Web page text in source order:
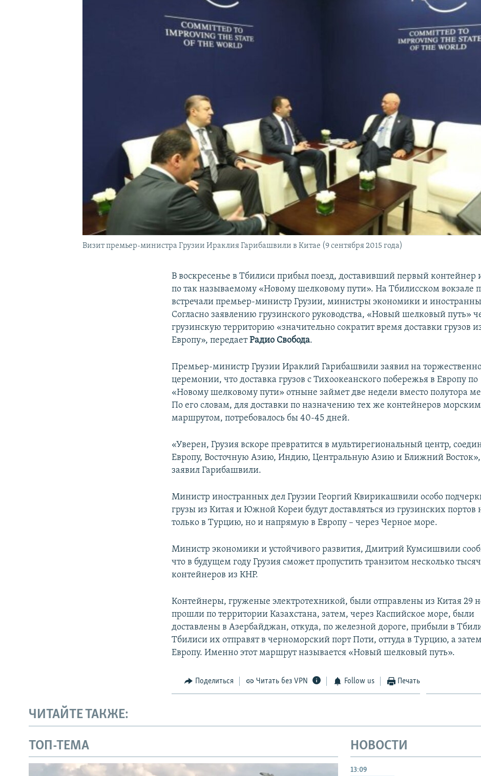
Визит премьер-министра Грузии Ираклия Гарибашвили в Китае (9 сентября 2015 года)
В воскресенье в Тбилиси прибыл поезд, доставивший первый контейнер
по так называемому «Новому шелковому пути». На Тбилисском вокзале
встречали премьер-министр Грузии, министры экономики и
Согласно заявлению грузинского руководства, «Новый шелковый путь»
грузинскую территорию «значительно сократит время доставки грузов
Европу», передаетРадио Свобода.
Премьер-министр Грузии Ираклий Гарибашвили заявил на
церемонии, что доставка грузов с Тихоокеанского побережья в Европу по
«Новому шелковому пути» отныне займет две недели вместо полутора
По его словам, для доставки по назначению тех же контейнеров морским
маршрутом, потребовалось бы 40-45 дней.
«Уверен, Грузия вскоре превратится в мультирегиональный центр,
Европу, Восточную Азию, Индию, Центральную Азию и Ближний Восток»,
заявил Гарибашвили.
Министр иностранных дел Грузии Георгий Квирикашвили особо
грузы из Китая и Южной Кореи будут доставляться из грузинских портов
только в Турцию, но и напрямую в Европу – через Черное море.
Министр экономики и устойчивого развития, Дмитрий Кумсишвили
что в будущем году Грузия сможет пропустить транзитом несколько тысяч
контейнеров из КНР.
Контейнеры, груженые электротехникой, были отправлены из Китая 29
прошли по территории Казахстана, затем, через Каспийское море, были
доставлены в Азербайджан, откуда, по железной дороге, прибыли в
Тбилиси их отправят в черноморский порт Поти, оттуда в Турцию, а
Европу. Именно этот маршрут называется «Новый шелковый путь».
Поделиться Читать без VPN Follow us Печать
ЧИТАЙТЕ ТАКЖЕ:
ТОП-ТЕМА НОВОСТИ
13:09